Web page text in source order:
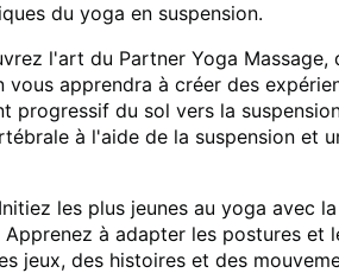
du yoga en suspension.
l'art du Partner Yoga Massage,
apprendra à créer des
progressif du sol vers la
à l'aide de la suspension et
les plus jeunes au yoga avec
à adapter les postures et
jeux, des histoires et des